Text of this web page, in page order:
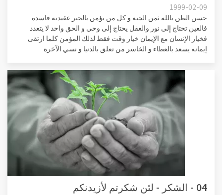
1999-02-09
حسن الظن بالله ثمن الجنة و كل من يؤمن بالجبر عقيدته فاسدة
فالعين تحتاج إلى نور والعقل يحتاج إلى وحي و الحق واحد لا يتعدد
فخيار الإنسان مع الإيمان خيار وقت فقط لذلك المؤمن كلما ارتقى
إيمانه يسعد بالعطاء و الخاسر من تعلق بالدنيا و نسي الآخرة
04 - الشكر - لئن شكرتم لأزيدنكم